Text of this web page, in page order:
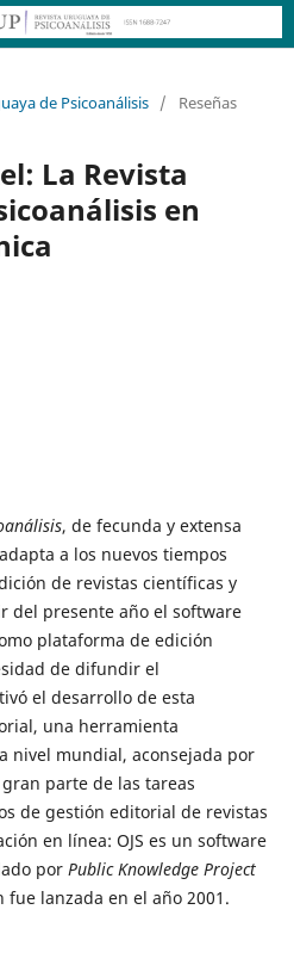
de Psicoanálisis / Reseñas
La Revista
en
, de fecunda y extensa
a los nuevos tiempos
de revistas científicas y
del presente año el software
plataforma de edición
de difundir el
el desarrollo de esta
una herramienta
nivel mundial, aconsejada por
parte de las tareas
de gestión editorial de revistas
en línea: OJS es un software
por Public Knowledge Project
fue lanzada en el año 2001.